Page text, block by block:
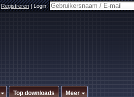
Registreren|Login:
Top downloads Meer